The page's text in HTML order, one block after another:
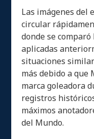
Las imágenes del
circular
donde se
aplicadas
situaciones
más debido a que
marca goleadora
registros
máximos
del Mundo.